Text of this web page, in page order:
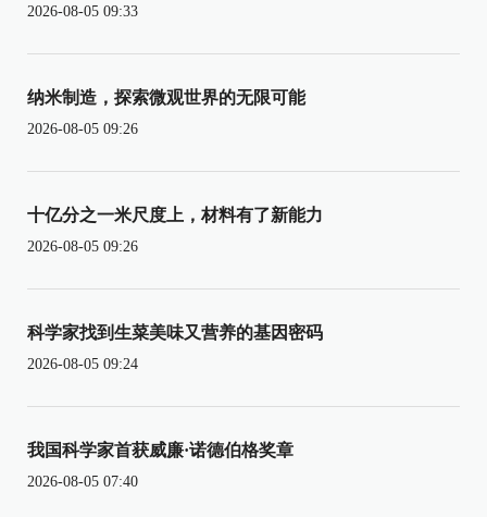
2026-08-05 09:33
纳米制造，探索微观世界的无限可能
2026-08-05 09:26
十亿分之一米尺度上，材料有了新能力
2026-08-05 09:26
科学家找到生菜美味又营养的基因密码
2026-08-05 09:24
我国科学家首获威廉·诺德伯格奖章
2026-08-05 07:40